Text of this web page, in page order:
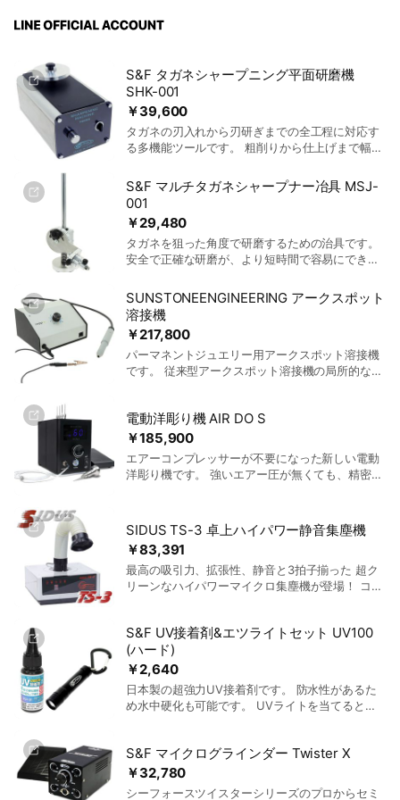
￥39,600
S&F タガネシャープニング平面研磨機
SHK-001
タガネの刃入れから刃研ぎまでの全工程に対応す
る多機能ツールです。 粗削りから仕上げまで幅広
ィスクを備えており、どんな研磨作業にも対応可
能です。 回転数はツマミで簡単に調節可能、作業
効率を大幅に向上させます。 さらに、正転・逆転
の切り替えができます。 精度が高いため、タガネ
や刃物以外にも平面を使った研磨作業全般に使用
することができます。
￥29,480
S&F マルチタガネシャープナー冶具 MSJ-
001
タガネを狙った角度で研磨するための治具です。
安全で正確な研磨が、より短時間で容易にできる
がついており、角度調節が可能です。 底面には磁
石が装備されており、金属面や研磨機にしっかり
と固定できます。 バネが標準付属されており、バ
ネの反動を使いながら上下に動かして研磨するこ
とで底面(Heel面)をカーブ状に研磨することがで
き、曲線に対応したタガネを製作することが可能
￥217,800
SUNSTONEENGINEERING アークスポット
溶接機
パーマネントジュエリー用アークスポット溶接機
です。 従来型アークスポット溶接機の局所的な溶
密な溶接を可能にしました。 ジュエリー製作に最
適化されたこの機械は、高品質な仕上がりを実現
し、繊細な素材にも対応可能です。 初心者でも取
り扱いやすく、低価格なエントリーモデルです。
非常にシンプルな操作性で、世界中の多くのパー
￥185,900
電動洋彫り機 AIR DO S
エアーコンプレッサーが不要になった新しい電動
洋彫り機です。 強いエアー圧が無くても、精密な
音問題も解決できます。 また、他の洋彫り機械に
比べて安価なため、洋彫り作業自体を諦めていた
人や悩んでいた人でも導入しやすい価格となりま
した。 従来のエアーコンプレッサーが必須だった
洋彫り機械に比べ、多くのデメリットが解消され
￥83,391
SIDUS TS-3 卓上ハイパワー静音集塵機
最高の吸引力、拡張性、静音と3拍子揃った 超ク
リーンなハイパワーマイクロ集塵機が登場！ コン
ついて明るく作業可能。 吸引力の強さはフロント
パネルで段階調整。 粉塵の処理は、内部に取付ら
れているパックフィルターが 取り外し可能なので
簡単にクリーニングが可能！
￥2,640
S&F UV接着剤&エツライトセット UV100
(ハード)
日本製の超強力UV接着剤です。 防水性があるた
め水中硬化も可能です。 UVライトを当てると、4
さ：ハード 【接着できる素材】 ガラス、金属、
木、布、紙、プラスチック、セラミック等、ほぼ
すべての素材に対応しています。 【接着ができな
￥32,780
S&F マイクログラインダー Twister X
シーフォースツイスターシリーズのプロからセミ